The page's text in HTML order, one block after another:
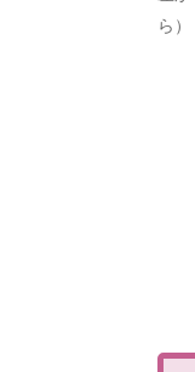
ら）